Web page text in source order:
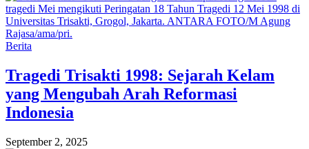
Berita
Tragedi Trisakti 1998: Sejarah Kelam
yang Mengubah Arah Reformasi
Indonesia
September 2, 2025